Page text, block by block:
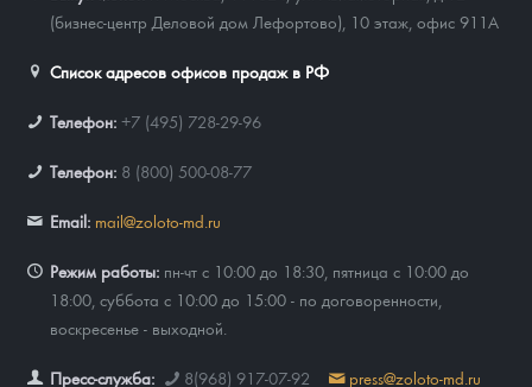
(бизнес-центр Деловой дом Лефортово), 10 этаж, офис 911А
Список адресов офисов продаж в РФ
Телефон: +7 (495) 728-29-96
Телефон: 8 (800) 500-08-77
Email: mail@zoloto-md.ru
Режим работы: пн-чт с 10:00 до 18:30, пятница с 10:00 до
18:00, суббота с 10:00 до 15:00 - по договоренности,
воскресенье - выходной.
Пресс-служба: 8(968) 917-07-92 press@zoloto-md.ru